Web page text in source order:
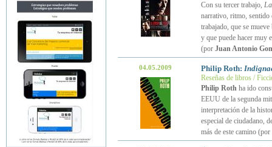
Con su tercer trabajo,
narrativo, ritmo, sentido
trabajado, que se
y que puede hacer muy
(por Juan Antonio
04.05.2009 Philip Roth:
Reseñas de libros /
Philip Rothha ido
EEUU de la segunda
interpretación de la
especial de ciudadano,
más de este camino (por